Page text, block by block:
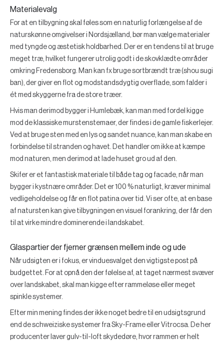
Materialevalg
For at en tilbygning skal føles som en naturlig forlængelse af de
naturskønne omgivelser i Nordsjælland, bør man vælge materialer
med tyngde og æstetisk holdbarhed. Der er en tendens til at bruge
meget træ, hvilket fungerer utrolig godt i de skovklædte områder
omkring Fredensborg. Man kan fx bruge sortbrændt træ (shou sugi
ban), der giver en flot og modstandsdygtig overflade, som falder i
ét med skyggerne fra de store træer.
Hvis man derimod bygger i Humlebæk, kan man med fordel kigge
mod de klassiske murstenstemaer, der findes i de gamle fiskerlejer.
Ved at bruge sten med en lys og sandet nuance, kan man skabe en
forbindelse til stranden og havet. Det handler om ikke at kæmpe
mod naturen, men derimod at lade huset gro ud af den.
Skifer er et fantastisk materiale til både tag og facade, når man
bygger i kystnære områder. Det er 100 % naturligt, kræver minimal
vedligeholdelse og får en flot patina over tid. Vi ser ofte, at en base
af natursten kan give tilbygningen en visuel forankring, der får den
til at virke mindre dominerende i landskabet.
Glaspartier der fjerner grænsen mellem inde og ude
Når udsigten er i fokus, er vinduesvalget den vigtigste post på
budgettet. For at opnå den der følelse af, at taget nærmest svæver
over landskabet, skal man kigge efter rammeløse eller meget
spinkle systemer.
Efter min mening findes der ikke noget bedre til en udsigtsgrund
end de schweiziske systemer fraSky-Frameeller Vitrocsa. De her
producenter laver gulv-til-loft skydedøre, hvor rammen er helt